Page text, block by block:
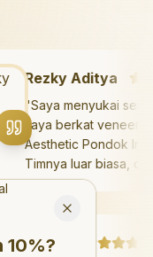
Rezky Aditya
"Saya menyukai
saya berkat
Aesthetic Pondok
Timnya luar
hasilnya melebihi
saya. Saya
hari.
Debby Sahertian
strong>?
10%?
Close